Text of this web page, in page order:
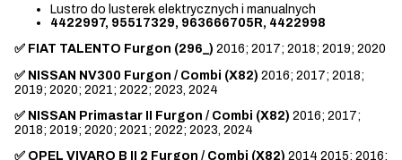
Lustro do lusterek elektrycznych i manualnych
4422997, 95517329, 963666705R, 4422998
✅ FIAT TALENTO Furgon (296_) 2016; 2017; 2018; 2019; 2020
✅ NISSAN NV300 Furgon / Combi (X82) 2016; 2017; 2018;
2019; 2020; 2021; 2022; 2023, 2024
✅ NISSAN Primastar II Furgon / Combi (X82) 2016; 2017;
2018; 2019; 2020; 2021; 2022; 2023, 2024
✅ OPEL VIVARO B II 2 Furgon / Combi (X82) 2014 2015; 2016;